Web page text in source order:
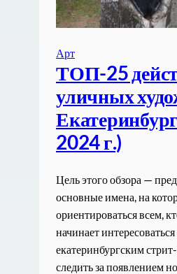
Арт
ТОП-25
уличных
2024 г.)
Цель этого обзора —
основные имена, на
ориентироваться всем,
начинает интересоваться
екатеринбургским
следить за появлением